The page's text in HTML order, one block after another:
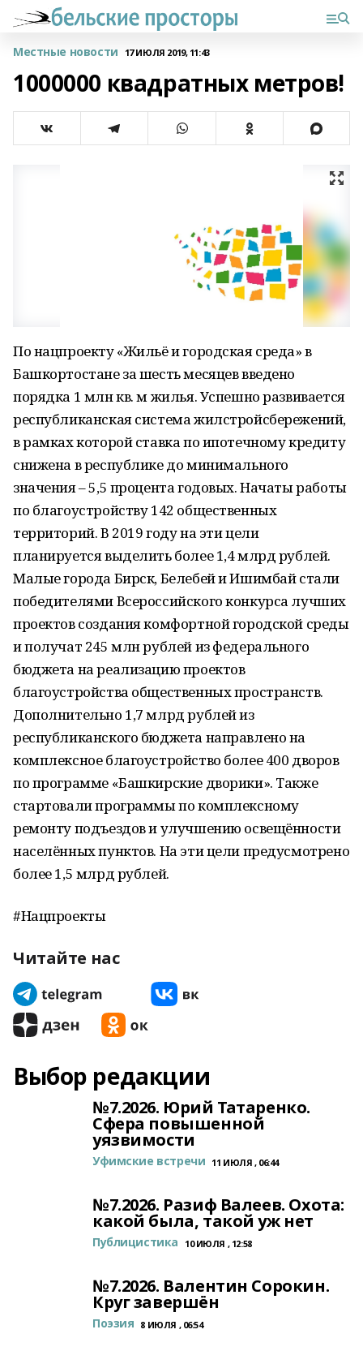
Местные новости 17 ИЮЛЯ 2019, 11:43
1000000 квадратных метров!
По нацпроекту «Жильё и городская среда» в
Башкортостане за шесть месяцев введено
порядка 1 млн кв. м жилья. Успешно развивается
республиканская система жилстройсбережений,
в рамках которой ставка по ипотечному кредиту
снижена в республике до минимального
значения – 5,5 процента годовых. Начаты работы
по благоустройству 142 общественных
территорий. В 2019 году на эти цели
планируется выделить более 1,4 млрд рублей.
Малые города Бирск, Белебей и Ишимбай стали
победителями Всероссийского конкурса лучших
проектов создания комфортной городской среды
и получат 245 млн рублей из федерального
бюджета на реализацию проектов
благоустройства общественных пространств.
Дополнительно 1,7 млрд рублей из
республиканского бюджета направлено на
комплексное благоустройство более 400 дворов
по программе «Башкирские дворики». Также
стартовали программы по комплексному
ремонту подъездов и улучшению освещённости
населённых пунктов. На эти цели предусмотрено
более 1,5 млрд рублей.
#Нацпроекты
Читайте нас
Выбор редакции
№7.2026. Юрий Татаренко.
Сфера повышенной
уязвимости
Уфимские встречи 11 ИЮЛЯ , 06:44
№7.2026. Разиф Валеев. Охота:
какой была, такой уж нет
Публицистика 10 ИЮЛЯ , 12:58
№7.2026. Валентин Сорокин.
Круг завершён
Поэзия 8 ИЮЛЯ , 06:54